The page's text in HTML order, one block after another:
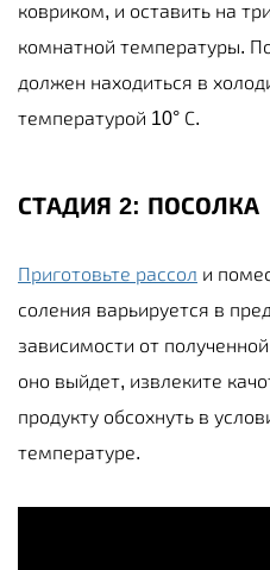
ковриком, и оставить на
комнатной температуры.
должен находиться в
температурой 10° С.
СТАДИЯ 2: ПОСОЛКА
Приготовьте рассол и
соления варьируется в
зависимости от
оно выйдет, извлеките
продукту обсохнуть в
температуре.